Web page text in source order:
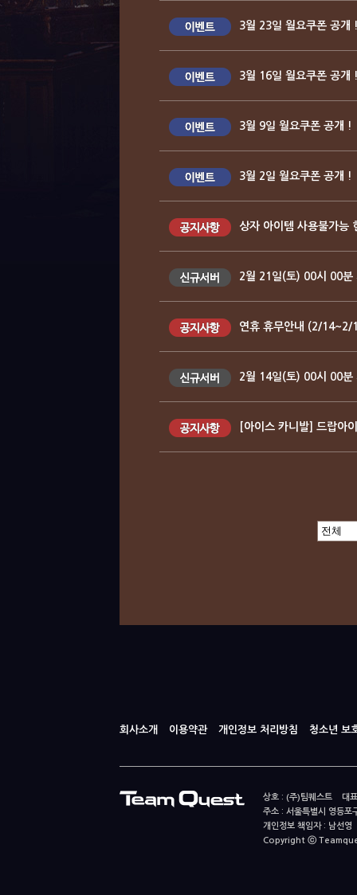
3월 23일 월요쿠폰 공개
3월 16일 월요쿠폰 공개
3월 9일 월요쿠폰 공개 !
3월 2일 월요쿠폰 공개 !
상자 아이템 사용불가능
2월 21일(토) 00시 00분
연휴 휴무안내 (2/14~2/
2월 14일(토) 00시 00분
[아이스 카니발] 드랍아
회사소개 이용약관 개인정보 처리방침 청소년 보
상호 : (주)팀퀘스트 대
주소 : 서울특별시 영등
개인정보 책임자 : 남
Copyright ⓒ